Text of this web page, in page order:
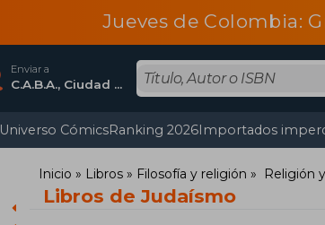
Jueves de Colombia:
Enviar a
C.A.B.A., Ciudad Autónoma De Buenos Aires
Universo CómicsRanking 2026Importados
Inicio Libros Filosofía y religión Religión
Libros de Judaísmo